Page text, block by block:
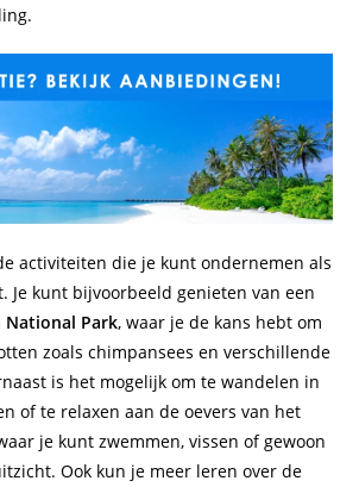
activiteiten die je kunt ondernemen als
Je kunt bijvoorbeeld genieten van een
National Park, waar je de kans hebt om
zoals chimpansees en verschillende
is het mogelijk om te wandelen in
of te relaxen aan de oevers van het
je kunt zwemmen, vissen of gewoon
Ook kun je meer leren over de